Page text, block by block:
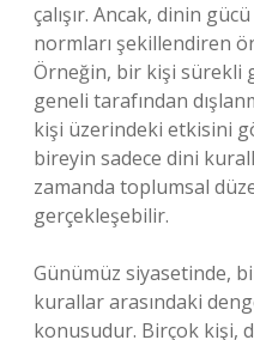
çalışır. Ancak, dinin
normları şekillendiren
Örneğin, bir kişi sürekli
geneli tarafından
kişi üzerindeki etkisini
bireyin sadece dini
zamanda toplumsal
gerçekleşebilir.
Günümüz siyasetinde,
kurallar arasındaki
konusudur. Birçok kişi,